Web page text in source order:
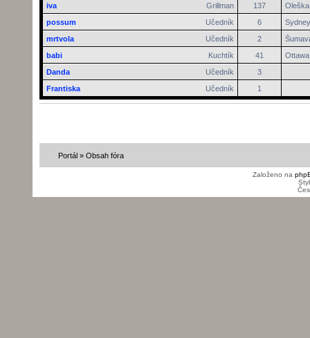
Grillman
iva 137
Učedník
possum 6
Sydney
Učedník
mrtvola 2
Kuchtík
babi 41
Ottawa
Učedník
Danda
3
Učedník
Frantiska 1
Portál» Obsah fóra
Založeno na